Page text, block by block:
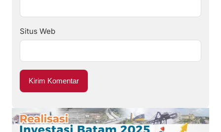
Situs Web